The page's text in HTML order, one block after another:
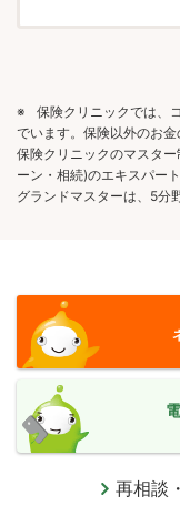
※
保険クリニックでは、
でいます。保険以外のお金
保険クリニックのマスタ
ーン・相続)のエキスパー
グランドマスターは、5分
再相談